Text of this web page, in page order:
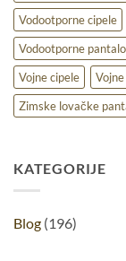
Vodootporne cipele
Vodootporne
Vojne cipele
Zimske lovačke
KATEGORIJE
Blog (196)